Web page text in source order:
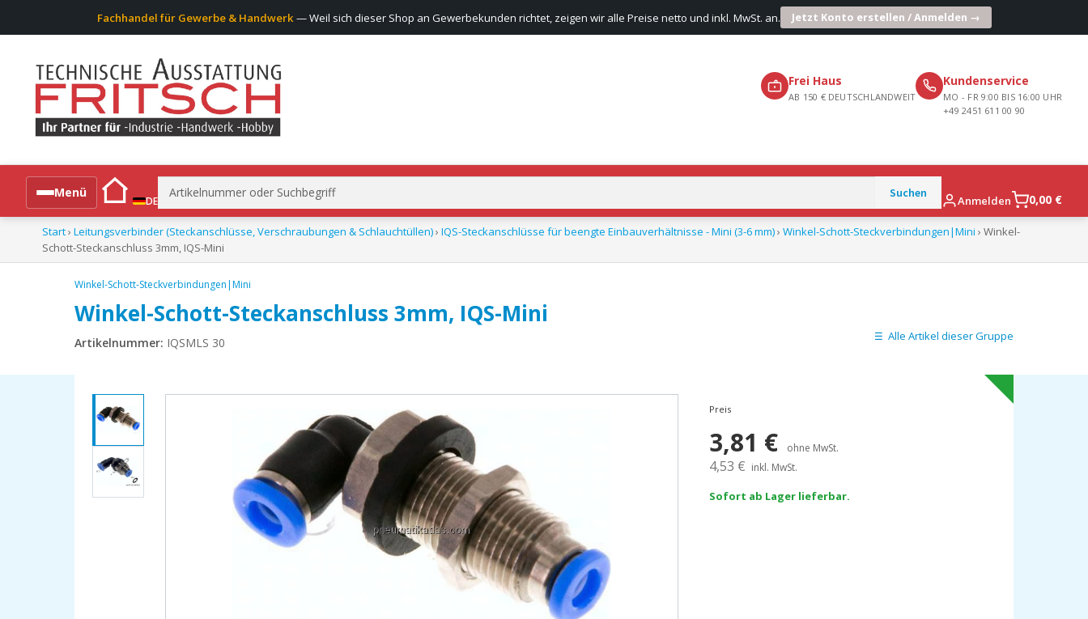
Fachhandel für Gewerbe & Handwerk — Weil sich dieser Shop an Gewerbekunden richtet, zeigen wir alle Preise netto und inkl. MwSt. an. Jetzt Konto erstellen / Anmelden →
Frei Haus
AB 150 € DEUTSCHLANDWEIT
Kundenservice
MO - FR 9:00 BIS 16:00 UHR
+49 2451 611 00 90
Menü
DE
Suchen
nach:
Anmelden 0,00 €
Alle Produkte
Start› Leitungsverbinder (Steckanschlüsse, Verschraubungen & Schlauchtüllen)› IQS-Steckanschlüsse für beengte Einbauverhältnisse - Mini (3-6 mm)› Winkel-Schott-Steckverbindungen|Mini › Winkel-
Schott-Steckanschluss 3mm, IQS-Mini
Winkel-Schott-Steckverbindungen|Mini
Winkel-Schott-Steckanschluss 3mm, IQS-Mini
Artikelnummer: IQSMLS 30 Alle Artikel dieser Gruppe
Preis
3,81 € ohne MwSt.
4,53 € inkl. MwSt.
Sofort ab Lager lieferbar.